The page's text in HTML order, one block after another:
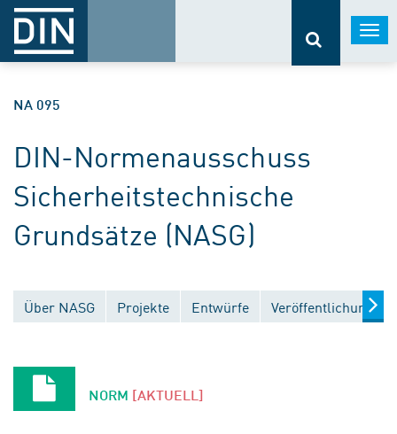
NA 095
DIN-Normenausschuss
Sicherheitstechnische
Grundsätze (NASG)
Über NASG Projekte Entwürfe Veröffentlichungen
NORM [AKTUELL]